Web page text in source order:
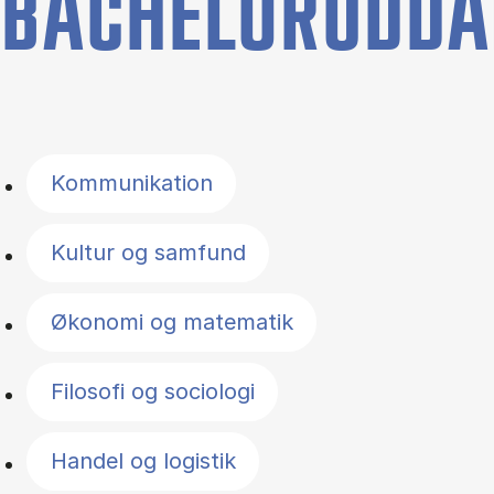
Kommunikation
Kultur og samfund
Økonomi og matematik
Filosofi og sociologi
Handel og logistik